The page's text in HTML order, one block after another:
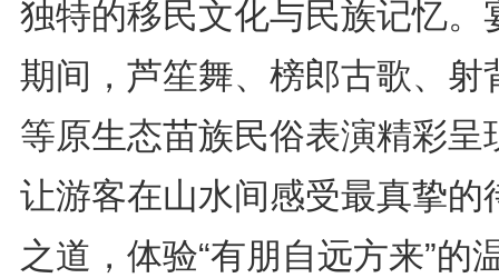
独特的移民文化与民族记忆。
期间，芦笙舞、榜郎古歌、射
等原生态苗族民俗表演精彩呈
让游客在山水间感受最真挚的
之道，体验“有朋自远方来”的